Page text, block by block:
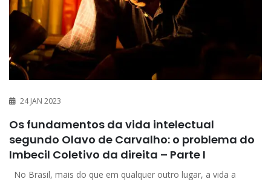
24 JAN 2023
Os fundamentos da vida intelectual
segundo Olavo de Carvalho: o problema do
Imbecil Coletivo da direita – Parte I
No Brasil, mais do que em qualquer outro lugar, a vida a